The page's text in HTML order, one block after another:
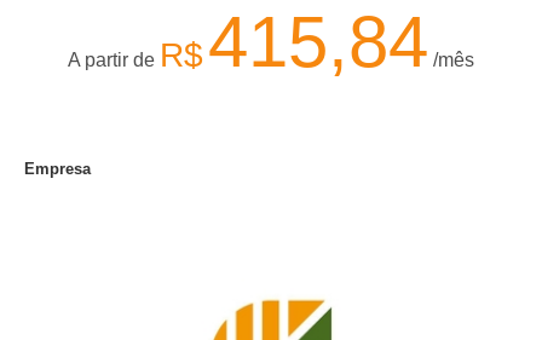
A partir de R$415,84 /mês
Empresa